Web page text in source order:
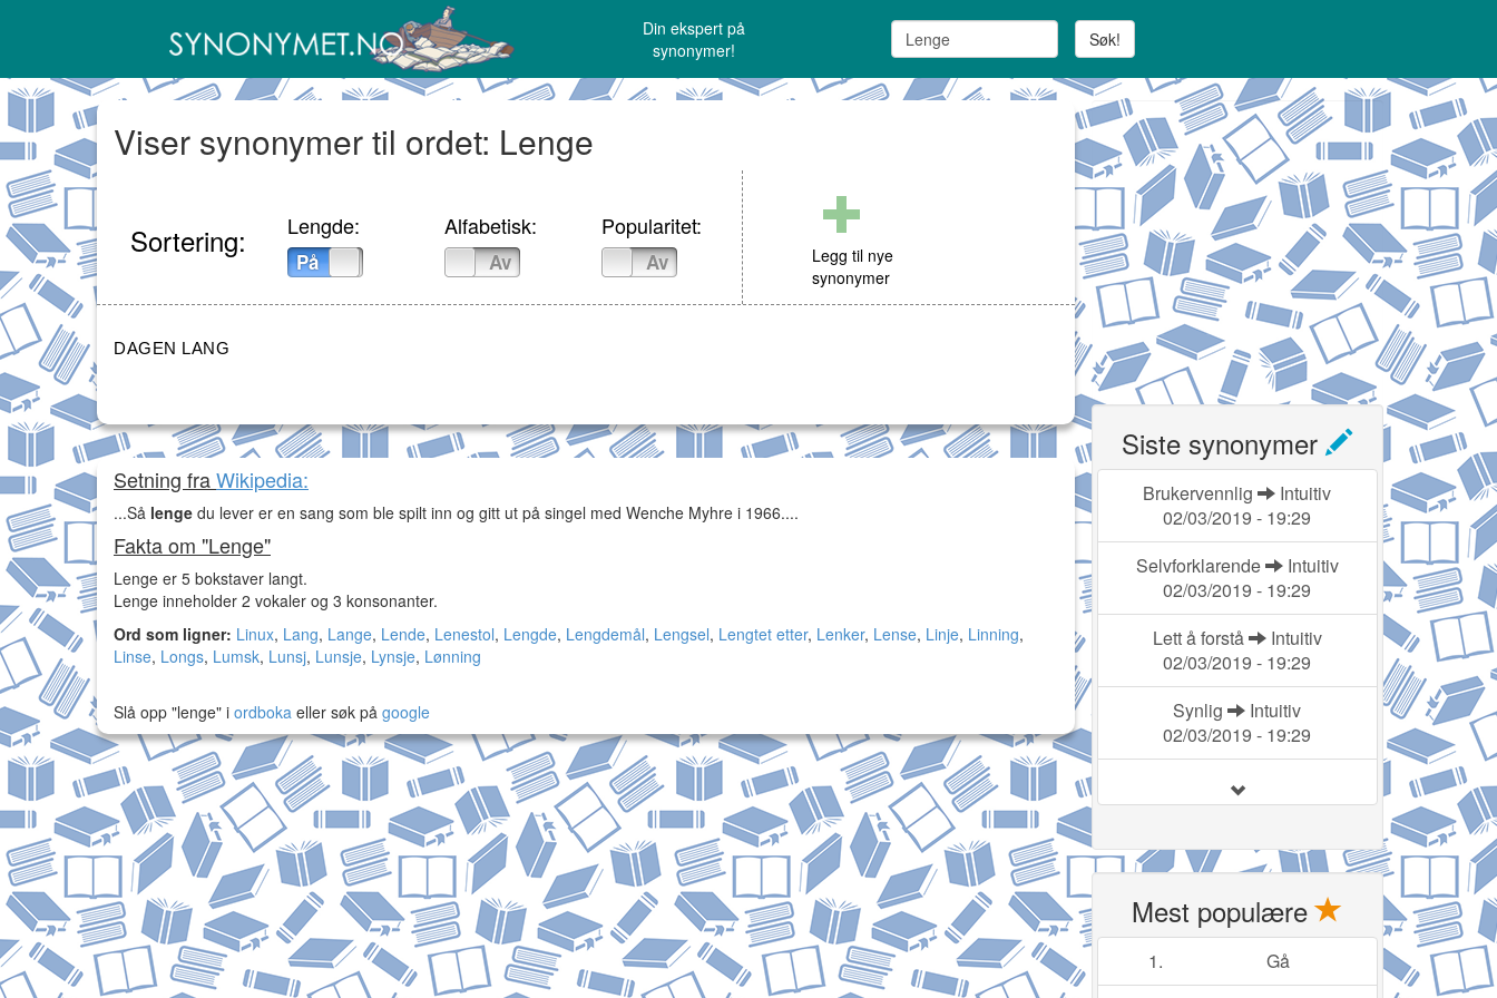
Din ekspert på
synonymer!
Søk!
Viser synonymer til ordet: Lenge
Sortering: Lengde:
På
Alfabetisk:
Av
Popularitet:
Av
Legg til nye
synonymer
DAGEN LANG
Setning fraWikipedia:
...Så lenge du lever er en sang som ble spilt inn og gitt ut på singel med Wenche Myhre i 1966....
Fakta om "Lenge"
Lenge er 5 bokstaver langt.
Lenge inneholder 2 vokaler og 3 konsonanter.
Ord som ligner: Linux, Lang, Lange, Lende, Lenestol, Lengde, Lengdemål, Lengsel, Lengtet etter, Lenker, Lense, Linje, Linning,
Linse, Longs, Lumsk, Lunsj, Lunsje, Lynsje, Lønning
Slå opp "lenge" i ordboka eller søk på google
Siste synonymer
Brukervennlig
Intuitiv
02/03/2019 - 19:29
Selvforklarende
Intuitiv
02/03/2019 - 19:29
Lett å forstå
Intuitiv
02/03/2019 - 19:29
Synlig
Intuitiv
02/03/2019 - 19:29
Mest populære
1.
Gå